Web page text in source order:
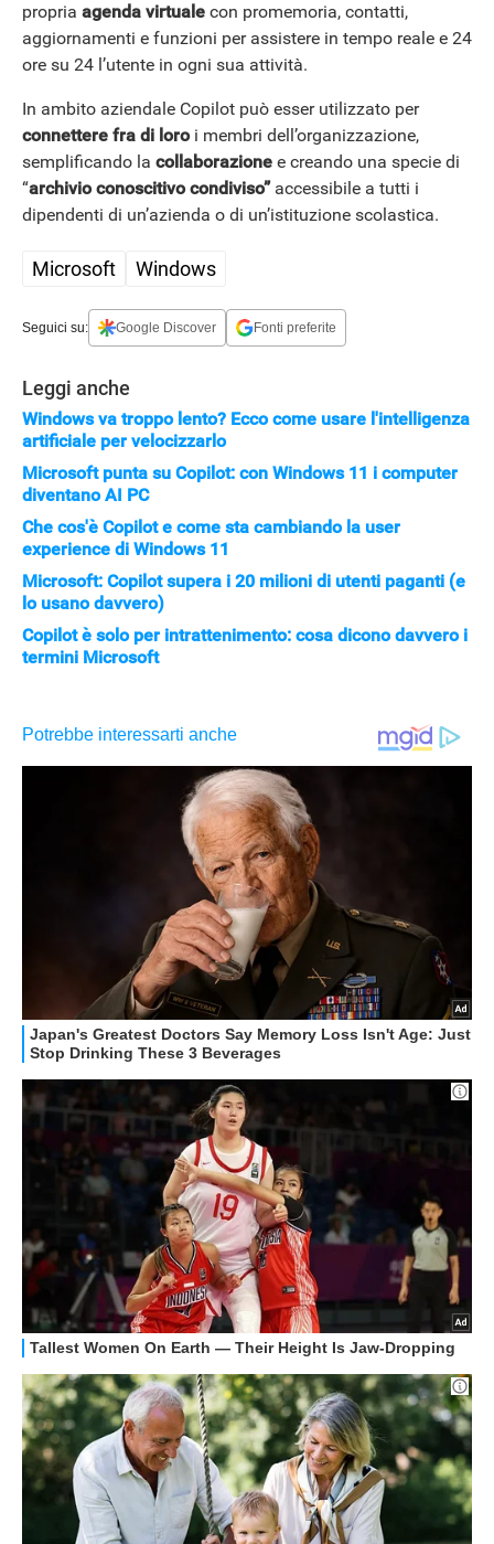
APPLE
propria agenda virtuale con promemoria, contatti,
aggiornamenti e funzioni per assistere in tempo reale e 24
ore su 24 l’utente in ogni sua attività.
In ambito aziendale Copilot può esser utilizzato per
connettere fra di loroi membri dell’organizzazione,
semplificando la collaborazione e creando una specie di
“archivio conoscitivo condiviso”accessibile a tutti i
dipendenti di un’azienda o di un’istituzione scolastica.
Microsoft Windows
Seguici su: Google Discover Fonti preferite
Leggi anche
Windows va troppo lento? Ecco come usare l'intelligenza
artificiale per velocizzarlo
Microsoft punta su Copilot: con Windows 11 i computer
diventano AI PC
Che cos'è Copilot e come sta cambiando la user
experience di Windows 11
Microsoft: Copilot supera i 20 milioni di utenti paganti (e
lo usano davvero)
Copilot è solo per intrattenimento: cosa dicono davvero i
termini Microsoft